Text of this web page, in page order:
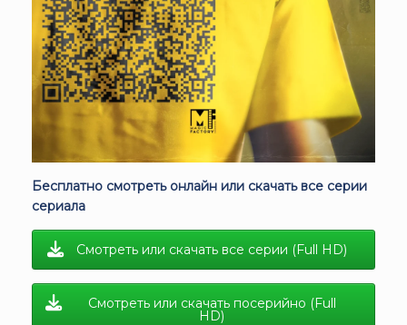
Бесплатно смотреть онлайн или скачать все серии
сериала
Смотреть или скачать все серии (Full HD)
Смотреть или скачать посерийно (Full
HD)